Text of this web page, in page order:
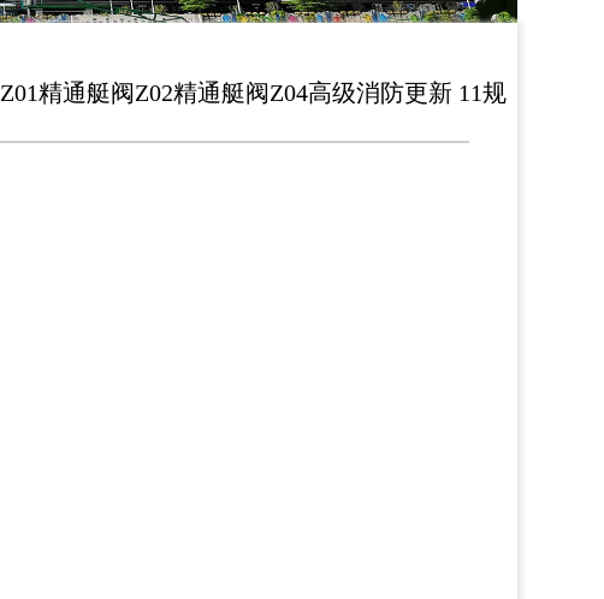
精通艇阀Z02精通艇阀Z04高级消防更新 11规